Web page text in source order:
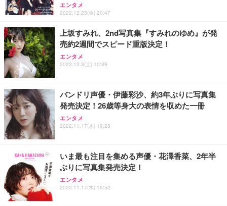
エンタメ
2022.12.23(金) 20:47
上坂すみれ、2nd写真集『すみれのゆめ』が発
売約2週間でスピード重版決定！
エンタメ
2022.12.3(土) 10:39
バンドリ声優・伊藤彩沙、約3年ぶりに写真集
発売決定！26歳等身大の表情を収めた一冊
エンタメ
2022.11.17(木) 19:28
いま最も注目を集める声優・花澤香菜、2年半
ぶりに写真集発売決定！
エンタメ
2022.11.17(木) 15:52